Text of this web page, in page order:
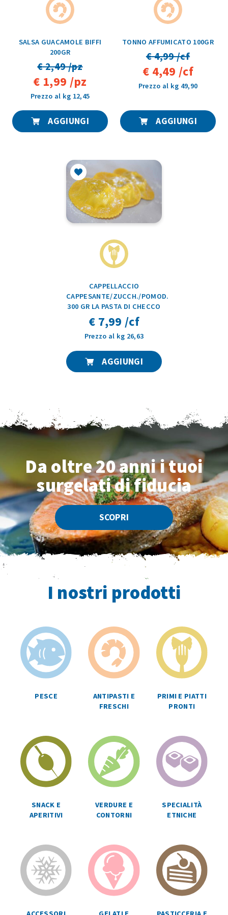
SALSA GUACAMOLE BIFFI
200GR
€ 2,49 /pz
€ 1,99 /pz
Prezzo al kg 12,45
AGGIUNGI
TONNO AFFUMICATO 100GR
€ 4,99 /cf
€ 4,49 /cf
Prezzo al kg 49,90
AGGIUNGI
CAPPELLACCIO
CAPPESANTE/ZUCCH./POMOD.
300 GR LA PASTA DI CHECCO
€ 7,99 /cf
Prezzo al kg 26,63
AGGIUNGI
Da oltre 20 annii tuoi
surgelati di fiducia
SCOPRI
I nostri prodotti
PESCE
ANTIPASTI E
FRESCHI
PRIMI E PIATTI
PRONTI
SNACK E
APERITIVI
VERDURE E
CONTORNI
SPECIALITÀ
ETNICHE